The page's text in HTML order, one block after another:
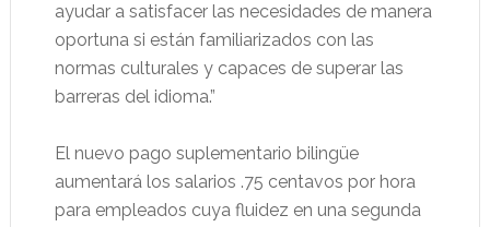
ayudar a satisfacer las necesidades de manera
oportuna si están familiarizados con las
normas culturales y capaces de superar las
barreras del idioma.”
El nuevo pago suplementario bilingüe
aumentará los salarios .75 centavos por hora
para empleados cuya fluidez en una segunda